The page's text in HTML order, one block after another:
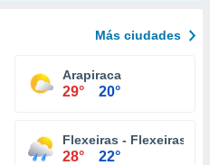
Más ciudades
Arapiraca
29° 20°
Flexeiras - Flexeiras
28° 22°